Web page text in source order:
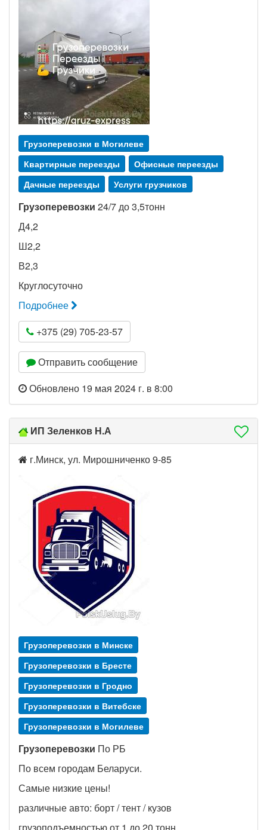
Грузоперевозки в Могилеве
Квартирные переезды
Офисные переезды
Дачные переезды
Услуги грузчиков
Грузоперевозки 24/7 до 3,5тонн
Д4,2
Ш2,2
В2,3
Круглосуточно
Подробнее
+375 (29) 705-23-57
Отправить сообщение
Обновлено 19 мая 2024 г. в 8:00
ИП Зеленков Н.А
г.Минск, ул. Мирошниченко 9-85
Грузоперевозки в Минске
Грузоперевозки в Бресте
Грузоперевозки в Гродно
Грузоперевозки в Витебске
Грузоперевозки в Могилеве
Грузоперевозки По РБ
По всем городам Беларуси.
Самые низкие цены!
различные авто: борт / тент / кузов